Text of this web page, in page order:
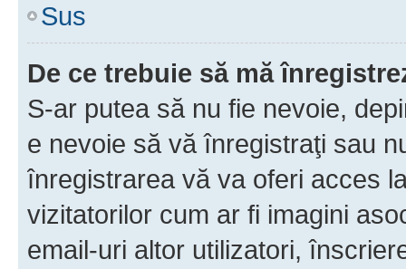
Sus
De ce trebuie să mă
S-ar putea să nu fie nevoie,
e nevoie să vă înregistraţi sau
înregistrarea vă va oferi acces
vizitatorilor cum ar fi imagini
email-uri altor utilizatori,